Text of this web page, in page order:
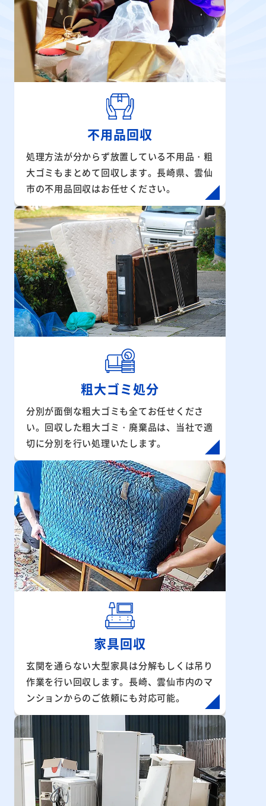
不用品回収
処理方法が分からず放置している不用品・粗
大ゴミもまとめて回収します。長崎県、雲仙
市の不用品回収はお任せください。
粗大ゴミ処分
分別が面倒な粗大ゴミも全てお任せくださ
い。回収した粗大ゴミ・廃棄品は、当社で適
切に分別を行い処理いたします。
家具回収
玄関を通らない大型家具は分解もしくは吊り
作業を行い回収します。長崎、雲仙市内のマ
ンションからのご依頼にも対応可能。